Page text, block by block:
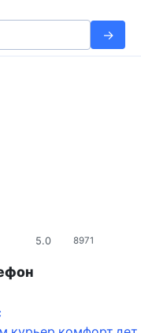
8971
5.0